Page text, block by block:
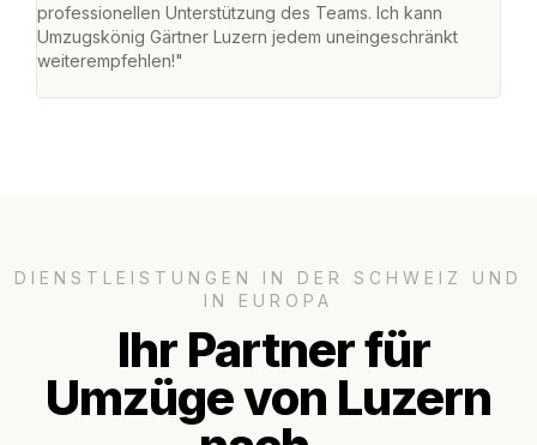
professionellen Unterstützung des Teams. Ich kann
Umzugskönig Gärtner Luzern jedem uneingeschränkt
weiterempfehlen!"
DIENSTLEISTUNGEN IN DER SCHWEIZ UND
IN EUROPA
Ihr Partner für
Umzüge von Luzern